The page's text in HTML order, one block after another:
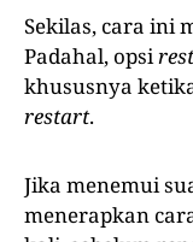
Sekilas, cara ini
Padahal, opsi
khususnya
restart.
Jika menemui
menerapkan